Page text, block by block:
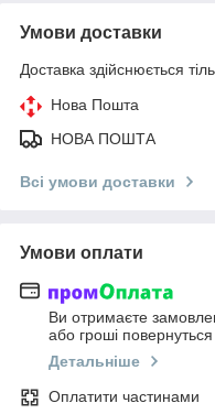
Умови доставки
Доставка здійснюється
Нова Пошта
НОВА ПОШТА
Всі умови доставки
Умови оплати
Ви отримаєте
або гроші
Детальніше
Оплатити частинами